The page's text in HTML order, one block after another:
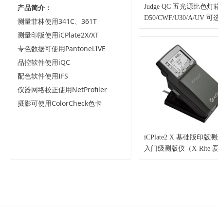
产品简介：
测量菲林使用341C、361T
测量印版使用iCPlate2X/XT
专色数据可使用PantoneLIVE
品控软件使用iQC
配色软件使用IFS
仪器网络校正使用NetProfiler
摄影可使用ColorCheck色卡
Judge QC 五光源比色灯
D50/CWF/U30/A/UV 可
日光 N7背景色 印刷常
iCPlate2 X 基础版印版
入门级测版仪（X-Rite
丽）